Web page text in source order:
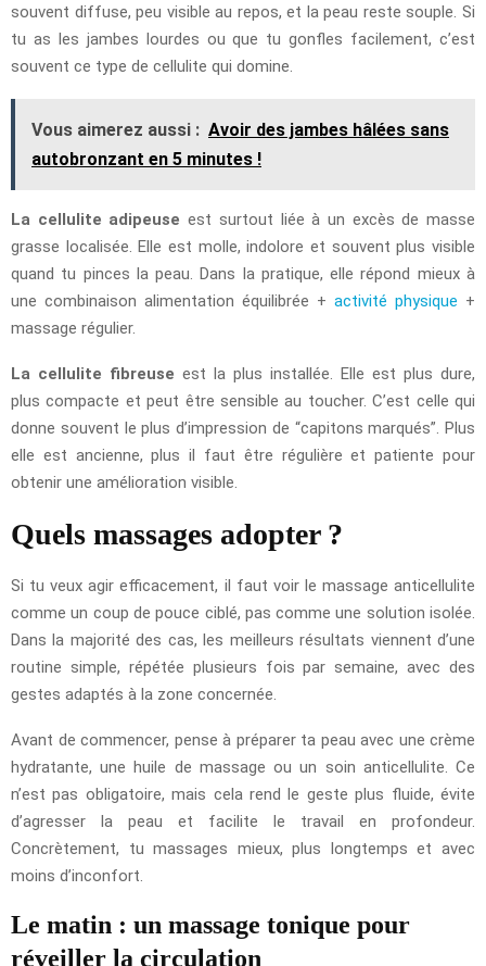
souvent diffuse, peu visible au repos, et la peau reste souple. Si
tu as les jambes lourdes ou que tu gonfles facilement, c’est
souvent ce type de cellulite qui domine.
Vous aimerez aussi : Avoir des jambes hâlées sans
autobronzant en 5 minutes !
La cellulite adipeuse est surtout liée à un excès de masse
grasse localisée. Elle est molle, indolore et souvent plus visible
quand tu pinces la peau. Dans la pratique, elle répond mieux à
une combinaison alimentation équilibrée + activité physique +
massage régulier.
La cellulite fibreuse est la plus installée. Elle est plus dure,
plus compacte et peut être sensible au toucher. C’est celle qui
donne souvent le plus d’impression de “capitons marqués”. Plus
elle est ancienne, plus il faut être régulière et patiente pour
obtenir une amélioration visible.
Quels massages adopter ?
Si tu veux agir efficacement, il faut voir le massage anticellulite
comme un coup de pouce ciblé, pas comme une solution isolée.
Dans la majorité des cas, les meilleurs résultats viennent d’une
routine simple, répétée plusieurs fois par semaine, avec des
gestes adaptés à la zone concernée.
Avant de commencer, pense à préparer ta peau avec une crème
hydratante, une huile de massage ou un soin anticellulite. Ce
n’est pas obligatoire, mais cela rend le geste plus fluide, évite
d’agresser la peau et facilite le travail en profondeur.
Concrètement, tu massages mieux, plus longtemps et avec
moins d’inconfort.
Le matin : un massage tonique pour
réveiller la circulation